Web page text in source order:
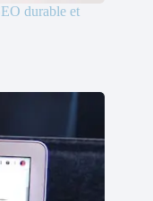
durable et